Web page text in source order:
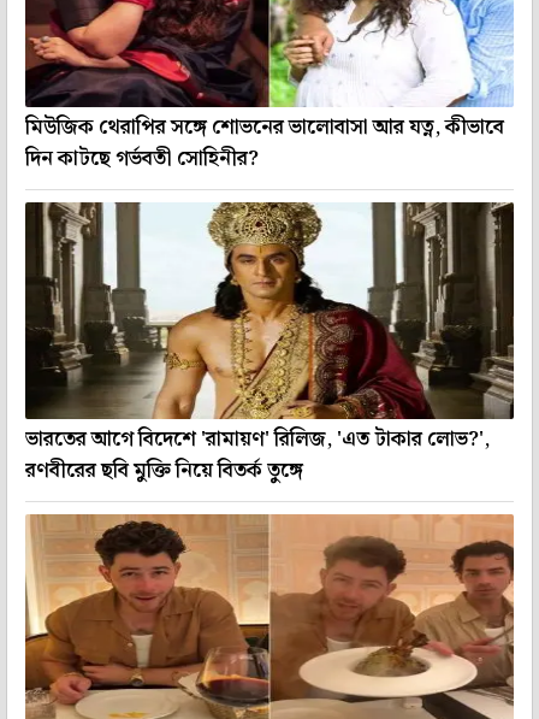
মিউজিক থেরাপির সঙ্গে শোভনের ভালোবাসা আর যত্ন, কীভাবে
দিন কাটছে গর্ভবতী সোহিনীর?
ভারতের আগে বিদেশে 'রামায়ণ' রিলিজ, 'এত টাকার লোভ?',
রণবীরের ছবি মুক্তি নিয়ে বিতর্ক তুঙ্গে